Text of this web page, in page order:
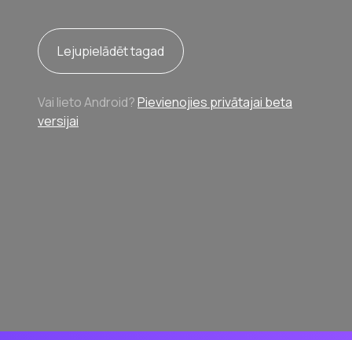
Lejupielādēt tagad
Vai lieto Android?Pievienojies privātajai beta
versijai